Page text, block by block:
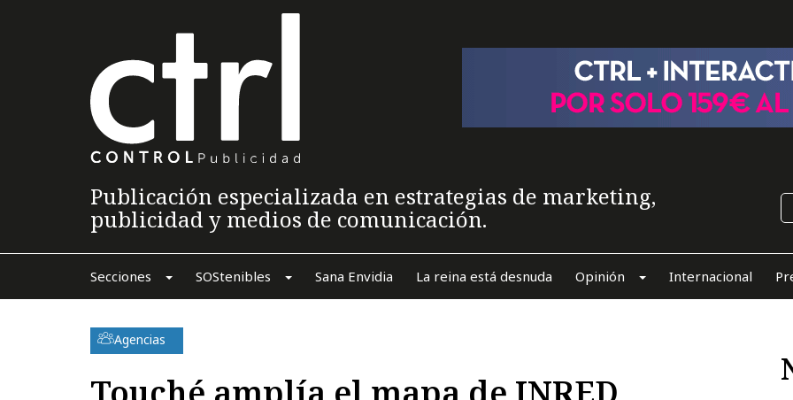
Publicación especializada en estrategias de marketing,
publicidad y medios de comunicación.
Secciones SOStenibles Sana Envidia La reina está desnuda Opinión Internacional
Agencias